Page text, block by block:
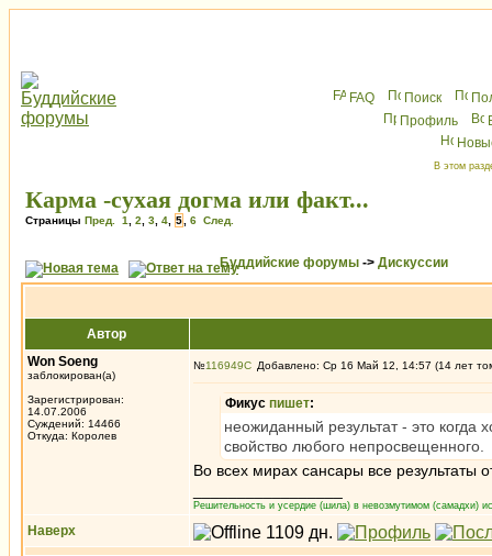
FAQ Поиск
Профиль
В этом
Карма -сухая догма или факт...
Страницы Пред. 1 2 3 4 5 6 След.
Буддийские форумы -> Дискуссии
Автор
Won Soeng
заблокирован(а)
Зарегистрирован:
14.07.2006
Суждений: 14466
Откуда: Королев
№116949 Добавлено: Ср 16 Май 12, 14:57 (14 лет
Фикус пишет:
неожиданный результат - это когда
свойство любого непросвещенного.
Во всех мирах сансары все результаты
Решительность и усердие (шила) в невозмутимом (самадхи)
Наверх